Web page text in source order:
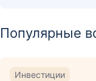
Популярные
Инвестиции